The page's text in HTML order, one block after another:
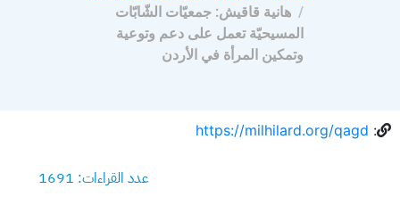
هانية قاقيش: جمعيّات الشّابّات
المسيحيّة تعمل على دعم وتوعية
وتمكين المرأة في الأردن
:
https://milhilard.org/qagd
عدد القراءات: 1691